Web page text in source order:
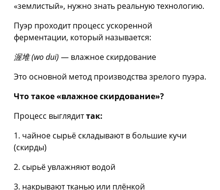
«землистый», нужно знать реальную технологию.
Пуэр проходит процесс ускоренной
ферментации, который называется:
渥堆 (wo dui) — влажное скирдование
Это основной метод производства зрелого пуэра.
Что такое «влажное скирдование»?
Процесс выглядиттак:
1. чайное сырьё складывают в большие кучи
(скирды)
2. сырьё увлажняют водой
3. накрывают тканью или плёнкой